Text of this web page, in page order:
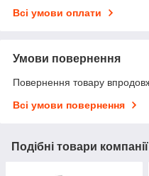
Всі умови оплати
Умови повернення
Повернення товару
Всі умови повернення
Подібні товари компанії